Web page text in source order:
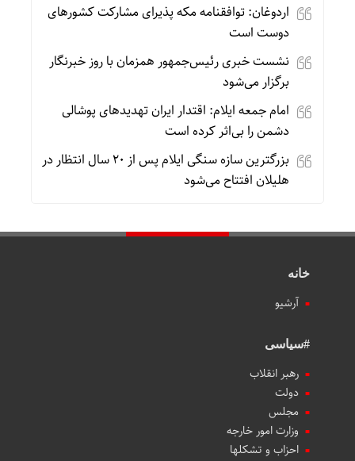
اردوغان: توافقنامه مکه پذیرای مشارکت کشورهای
دوست است
نشست خبری رئیس‌جمهور همزمان با روز خبرنگار
برگزار می‌شود
امام جمعه ایلام: اقتدار ایران تهدیدهای پوشالی
دشمن را بی‌اثر کرده است
بزرگترین سازه سنگی ایلام پس از ۲۰ سال انتظار در
هلیلان افتتاح می‌شود
خانه
آرشیو
#سیاسی
رهبر انقلاب
دولت
مجلس
وزارت امور خارجه
احزاب و تشکلها